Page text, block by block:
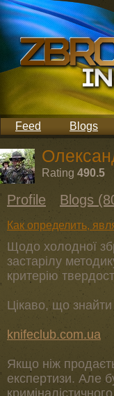
Feed Blogs
Rating 490.5
Profile Blogs
Как определить,
Щодо холодної
застарілу
критерію
Цікаво, що
knifeclub.com.ua
Якщо ніж
експертизи. Але